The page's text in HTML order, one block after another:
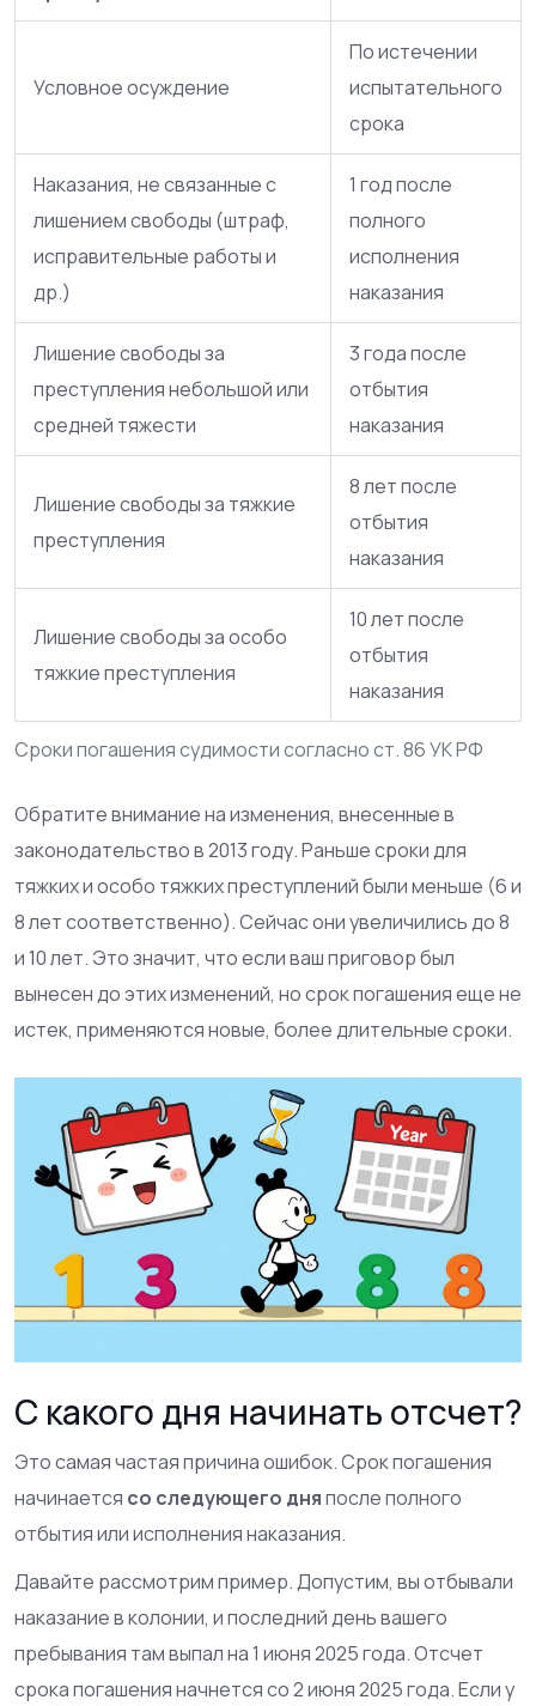
Сроки погашения судимости согласно ст. 86 УК РФ
Условное осуждение
По истечении
испытательного
срока
Наказания, не связанные с
лишением свободы (штраф,
исправительные работы и
др.)
1 год после
полного
исполнения
наказания
Лишение свободы за
преступления небольшой или
средней тяжести
3 года после
отбытия
наказания
Лишение свободы за тяжкие
преступления
8 лет после
отбытия
наказания
Лишение свободы за особо
тяжкие преступления
10 лет после
отбытия
наказания
Обратите внимание на изменения, внесенные в
законодательство в 2013 году. Раньше сроки для
тяжких и особо тяжких преступлений были меньше (6 и
8 лет соответственно). Сейчас они увеличились до 8
и 10 лет. Это значит, что если ваш приговор был
вынесен до этих изменений, но срок погашения еще не
истек, применяются новые, более длительные сроки.
С какого дня начинать отсчет?
Это самая частая причина ошибок. Срок погашения
начинается со следующего дняпосле полного
отбытия или исполнения наказания.
Давайте рассмотрим пример. Допустим, вы отбывали
наказание в колонии, и последний день вашего
пребывания там выпал на 1 июня 2025 года. Отсчет
срока погашения начнется со 2 июня 2025 года. Если у